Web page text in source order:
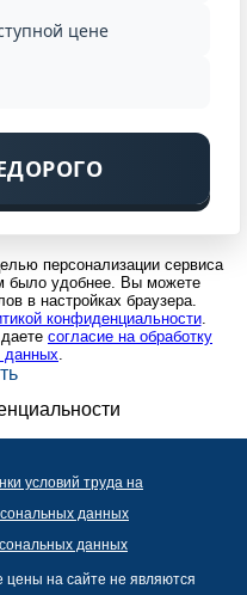
цене
персонализации сервиса
было удобнее. Вы можете
в настройках браузера.
конфиденциальности.
согласие на обработку
данных.
условий труда на
данных
данных
на сайте не являются